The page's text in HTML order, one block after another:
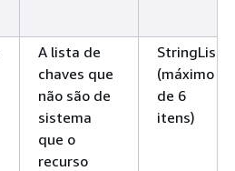
A lista de
chaves que
não são de
sistema
que o
recurso
StringList
(máximo
de 6
itens)